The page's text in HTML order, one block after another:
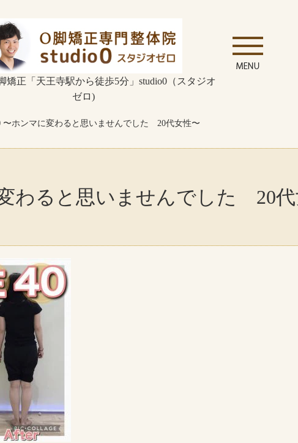
矯正「天王寺駅から徒歩5分」studio0（スタジオ
ゼロ)
〜ホンマに変わると思いませんでした 20代女性〜
わると思いませんでした 20